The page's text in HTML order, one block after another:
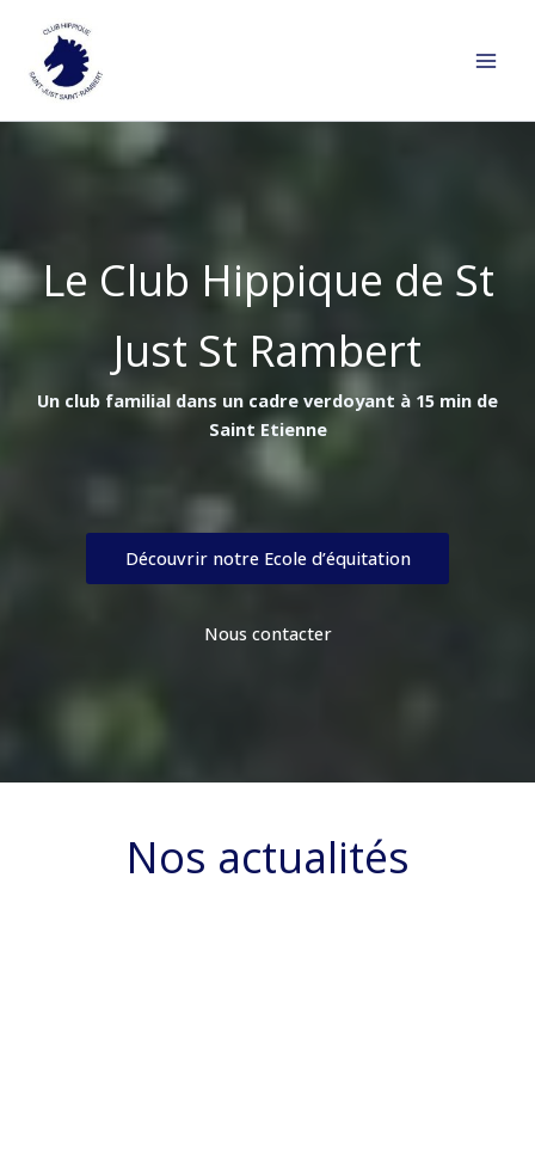
contenu
Le Club Hippique de St
Just St Rambert
Un club familial dans un cadre verdoyant à 15 min de
Saint Etienne
Découvrir notre Ecole d’équitation
Nous contacter
Nos actualités